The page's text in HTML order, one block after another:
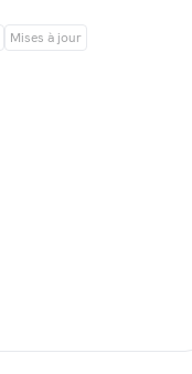
Mises à jour